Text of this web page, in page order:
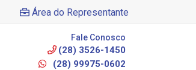
Área do Representante
Fale Conosco
(28) 3526-1450
(28) 99975-0602